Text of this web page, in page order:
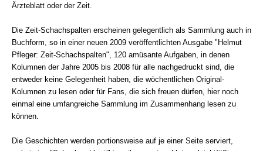
Ärzteblatt oder der Zeit.
Die Zeit-Schachspalten erscheinen gelegentlich als Sammlung auch in
Buchform, so in einer neuen 2009 veröffentlichten Ausgabe "Helmut
Pfleger: Zeit-Schachspalten", 120 amüsante Aufgaben, in denen
Kolumnen der Jahre 2005 bis 2008 für alle nachgedruckt sind, die
entweder keine Gelegenheit haben, die wöchentlichen Original-
Kolumnen zu lesen oder für Fans, die sich freuen dürfen, hier noch
einmal eine umfangreiche Sammlung im Zusammenhang lesen zu
können.
Die Geschichten werden portionsweise auf je einer Seite serviert,